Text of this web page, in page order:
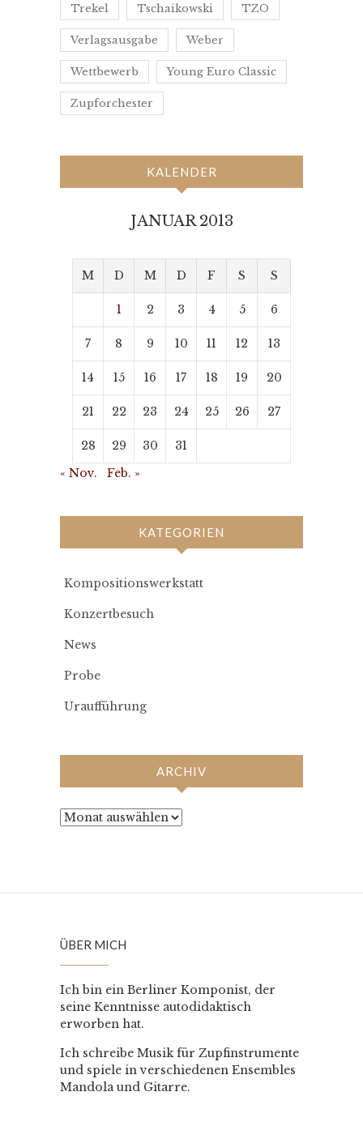
Trekel Tschaikowski TZO
Verlagsausgabe Weber
Wettbewerb Young Euro Classic
Zupforchester
KALENDER
JANUAR 2013
M D M D F S S
1 2 3 4 5 6
7 8 9 10 11 12 13
14 15 16 17 18 19 20
21 22 23 24 25 26 27
28 29 30
31
« Nov.
Feb. »
KATEGORIEN
Kompositionswerkstatt
Konzertbesuch
News
Probe
Uraufführung
ARCHIV
Archiv
ÜBER MICH
Ich bin ein Berliner Komponist, der
seine Kenntnisse autodidaktisch
erworben hat.
Ich schreibe Musik für Zupfinstrumente
und spiele in verschiedenen Ensembles
Mandola und Gitarre.